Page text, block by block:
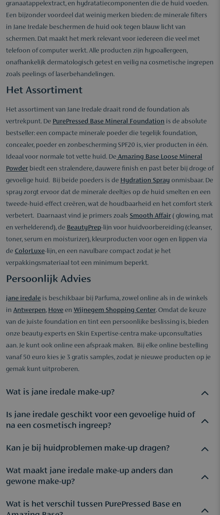
granaatappelextract, en hydratatiecomponenten die de huid voeden.
Een bijzonder voordeel dat weinig merken bieden: de minerale filters
in Jane Iredale beschermen de huid ook tegen blauw licht van
schermen. Dat maakt het merk relevant voor iedereen die veel met
telefoon of computer werkt. Alle producten zijn hypoallergeen,
onafhankelijk dermatologisch getest en veilig na cosmetische ingrepen
zoals peelings of laserbehandelingen.
Het Assortiment
Het assortiment van Jane Iredale draait rond de foundation als
vertrekpunt. De PurePressed Base Mineral Foundation is de absolute
bestseller: een compacte minerale poeder die tegelijk foundation,
concealer, poeder en zonbescherming SPF20 is, vier producten in één.
Ideaal voor normale tot vette huid. De Amazing Base Loose Mineral
Powder biedt een stralendere, dauwere finish en past beter bij droge of
gevoelige huid. Bij beide poeders is de Hydration Spray onmisbaar. De
spray zorgt ervoor dat de minerale deeltjes op de huid smelten en een
tweede-huid-effect creëren, wat de houdbaarheid en het comfort sterk
verbetert. Daarnaast vind je primers zoals Smooth Affair ( glowing, mat
en verhelderend), de BeautyPrep-lijn voor huidvoorbereiding (cleanser,
toner, serum en moisturizer), kleurproducten voor ogen en lippen via
de ColorLuxe-lijn, en een navulbare compact zodat je het
verpakkingsmateriaal tot een minimum beperkt.
Persoonlijk Advies
jane iredale is beschikbaar bij Parfuma, zowel online als in de winkels
in Antwerpen, Hove en Wijnegem Shopping Center. Omdat de keuze
van de juiste foundation en tint een persoonlijke beslissing is, bieden
onze beauty-experts en Skin Expertise-centra make-upconsultaties
aan. Je kunt ook online een afspraak maken. Bij elke online bestelling
vanaf 50 euro kies je 3 gratis samples, zodat je nieuwe producten op je
gemak kunt uitproberen.
Wat is jane iredale make-up?
jane iredale is een make-up merk dat gekendstaat om het
gebruik van huidvriendelijke én zuivere ingrediënten. Dit
make-up. Voorheen gekend als het minerale make-up merk
bij uitstek dat gebruik maakt van
huidvriendelijke ingrediënten als boornitride, zink,
andere antioxidanten. De formules geven een natuurlijke tot
volledige dekking terwijl de huid comfortabel blijft aanvoelen.
Is jane iredale geschikt voor een gevoelige huid of
na een cosmetisch ingreep?
Ja. Jane Iredale is hypoallergeen, niet-comedogeen en
specifiek aanbevolen na cosmetische ingrepen zoals
laserbehandelingen, chemische peelings of plastische
chirurgie, omdat de mineralen roodheid bedekken zonder de
huid te irriteren of de genezing te belemmeren. Ook bij
Kan je bij huidproblemen make-up dragen?
Ja, de make-up producten van jane iredale zijn er voor
iedereen, ook als je te maken hebt met huidproblemen als
Heb je te maken met acné, kies dan voor de Pure Pressed
Wat maakt jane iredale make-up anders dan
gewone make-up?
jane iredale skincare make-up werkt met minerale filters en
Wat is het verschil tussen PurePressed Base en